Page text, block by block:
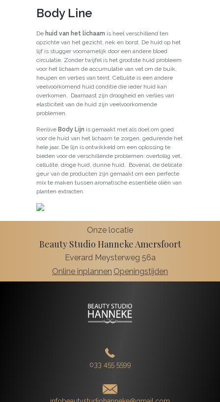
Body Line
De huid van het lichaam is heel verschillend ten
opzichte van het gezicht, nek en borst. De huid op het
lijf is stugger voornamelijk door een andere bloed
circulatie. Zonder twijfel is het grootste huid probleem
voor het lichaam de accumulatie van vet om de buik,
heupen en verlies van teint. Cellulite is een andere
veelvoorkomend huid conditie die ieder huid kan
overkomen. Daarnaast zijn droogheid en verlies van
elasticiteit van de huid zijn veelvoorkomende
problemen.
Renlive Body Lijn is gemaakt met als doel om goed
voor de huid van het lichaam te zorgen, gedurende het
hele jaar. De lijn is ontwikkeld om een oplossing te
bieden voor de verschillende problemen: overtollig vet,
cellulite, droge huid, dunne huid. Bovenal, de delicate
geur van de producten zijn gemaakt om een perfecte
mix te maken tussen aromatische essentiële oliën van
planten extracten.
Onze locatie
Beauty Studio Hanneke Amersfoort
Everard Meysterweg 56a
Online inplannen Openingstijden
033 455 5599